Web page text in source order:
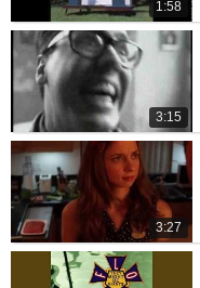
1:58
3:15
3:27